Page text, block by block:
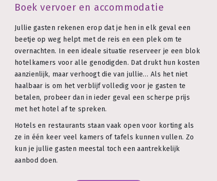
Boek vervoer en accommodatie
Jullie gasten rekenen erop dat je hen in elk geval een
beetje op weg helpt met de reis en een plek om te
overnachten. In een ideale situatie reserveer je een blok
hotelkamers voor alle genodigden. Dat drukt hun kosten
aanzienlijk, maar verhoogt die van jullie… Als het niet
haalbaar is om het verblijf volledig voor je gasten te
betalen, probeer dan in ieder geval een scherpe prijs
met het hotel af te spreken.
Hotels en restaurants staan vaak open voor korting als
ze in één keer veel kamers of tafels kunnen vullen. Zo
kun je jullie gasten meestal toch een aantrekkelijk
aanbod doen.